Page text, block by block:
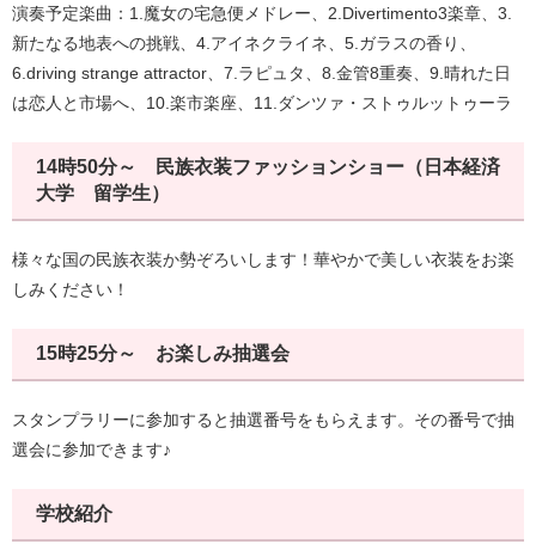
演奏予定楽曲：1.魔女の宅急便メドレー、2.Divertimento3楽章、3.
新たなる地表への挑戦、4.アイネクライネ、5.ガラスの香り、
6.driving strange attractor、7.ラピュタ、8.金管8重奏、9.晴れた日
は恋人と市場へ、10.楽市楽座、11.ダンツァ・ストゥルットゥーラ
14時50分～ 民族衣装ファッションショー（日本経済
大学 留学生）
様々な国の民族衣装か勢ぞろいします！華やかで美しい衣装をお楽
しみください！
15時25分～ お楽しみ抽選会
スタンプラリーに参加すると抽選番号をもらえます。その番号で抽
選会に参加できます♪
学校紹介